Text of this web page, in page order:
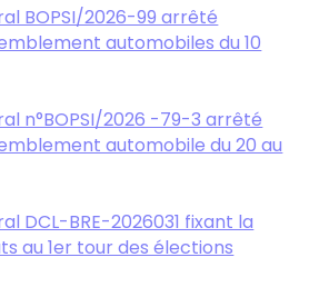
BOPSI/2026-99 arrêté
automobiles du 10
n°BOPSI/2026 -79-3 arrêté
automobile du 20 au
DCL-BRE-2026031 fixant la
au 1er tour des élections